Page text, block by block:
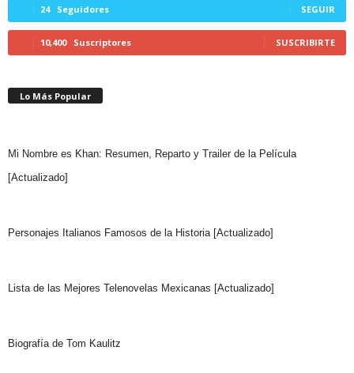
24 Seguidores SEGUIR
10,400 Suscriptores SUSCRIBIRTE
Lo Más Popular
Mi Nombre es Khan: Resumen, Reparto y Trailer de la Película
[Actualizado]
Personajes Italianos Famosos de la Historia [Actualizado]
Lista de las Mejores Telenovelas Mexicanas [Actualizado]
Biografía de Tom Kaulitz